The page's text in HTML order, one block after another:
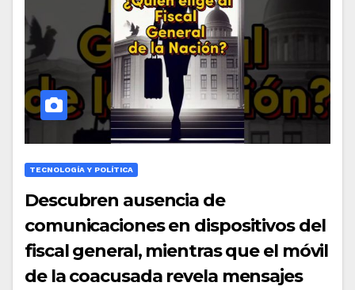
TECNOLOGÍA Y POLÍTICA
Descubren ausencia de
comunicaciones en dispositivos del
fiscal general, mientras que el móvil
de la coacusada revela mensajes